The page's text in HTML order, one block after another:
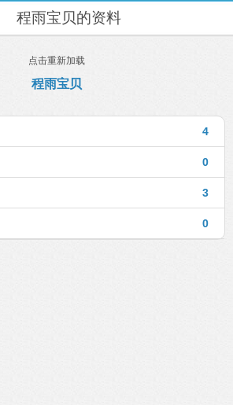
程雨宝贝的资料
点击重新加载
程雨宝贝
4
0
3
0